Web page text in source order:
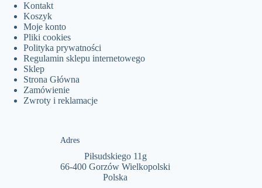
Kontakt
Koszyk
Moje konto
Pliki cookies
Polityka prywatności
Regulamin sklepu internetowego
Sklep
Strona Główna
Zamówienie
Zwroty i reklamacje
Adres
Piłsudskiego 11g
66-400 Gorzów Wielkopolski
Polska